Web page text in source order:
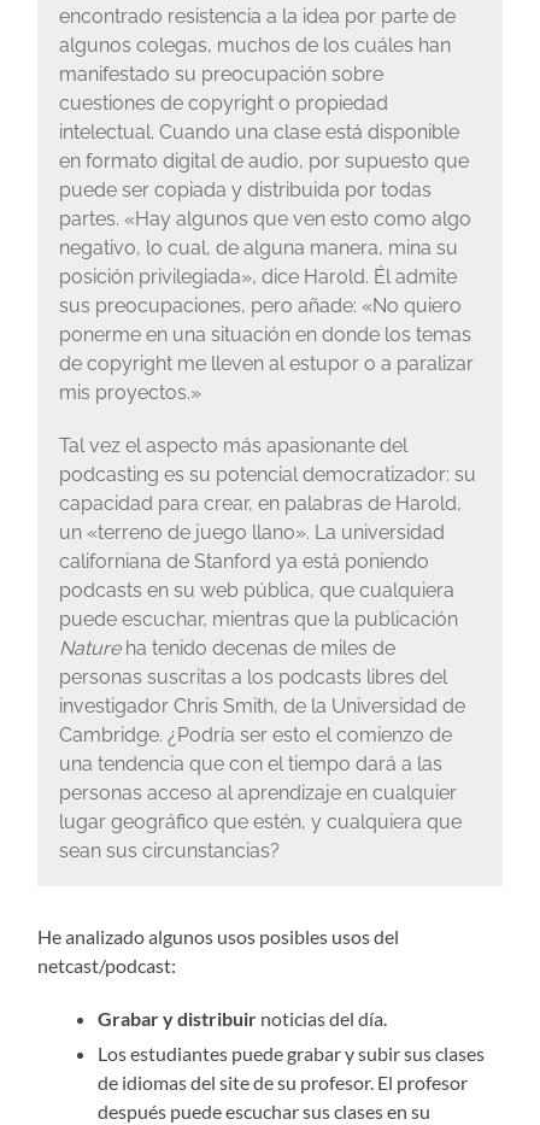
encontrado resistencia a la idea por parte de
algunos colegas, muchos de los cuáles han
manifestado su preocupación sobre
cuestiones de copyright o propiedad
intelectual. Cuando una clase está disponible
en formato digital de audio, por supuesto que
puede ser copiada y distribuida por todas
partes. «Hay algunos que ven esto como algo
negativo, lo cual, de alguna manera, mina su
posición privilegiada», dice Harold. Él admite
sus preocupaciones, pero añade: «No quiero
ponerme en una situación en donde los temas
de copyright me lleven al estupor o a paralizar
mis proyectos.»
Tal vez el aspecto más apasionante del
podcasting es su potencial democratizador: su
capacidad para crear, en palabras de Harold,
un «terreno de juego llano». La universidad
californiana de Stanford ya está poniendo
podcasts en su web pública, que cualquiera
puede escuchar, mientras que la publicación
Natureha tenido decenas de miles de
personas suscritas a los podcasts libres del
investigador Chris Smith, de la Universidad de
Cambridge. ¿Podría ser esto el comienzo de
una tendencia que con el tiempo dará a las
personas acceso al aprendizaje en cualquier
lugar geográfico que estén, y cualquiera que
sean sus circunstancias?
He analizado algunos usos posibles usos del
netcast/podcast:
Grabar y distribuir noticias del día.
Los estudiantes puede grabar y subir sus clases
de idiomas del site de su profesor. El profesor
después puede escuchar sus clases en su